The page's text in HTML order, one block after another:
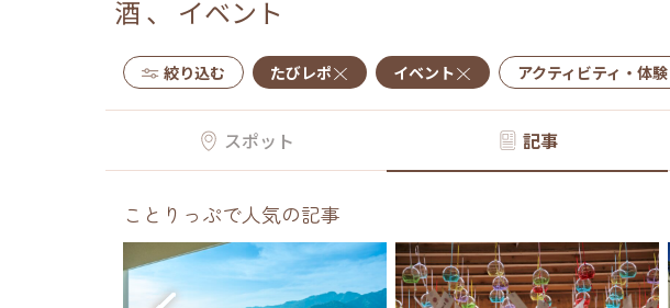
酒 、 イベント
絞り込む たびレポ イベント アクティビティ・体験
スポット 記事
ことりっぷで人気の記事